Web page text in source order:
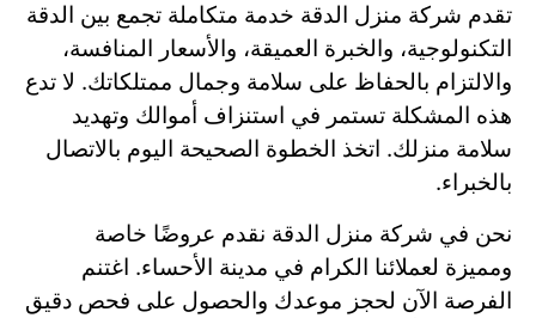
تقدم شركة منزل الدقة خدمة متكاملة تجمع بين الدقة
التكنولوجية، والخبرة العميقة، والأسعار المنافسة،
والالتزام بالحفاظ على سلامة وجمال ممتلكاتك. لا تدع
هذه المشكلة تستمر في استنزاف أموالك وتهديد
سلامة منزلك. اتخذ الخطوة الصحيحة اليوم بالاتصال
بالخبراء.
نحن في شركة منزل الدقة نقدم عروضًا خاصة
ومميزة لعملائنا الكرام في مدينة الأحساء. اغتنم
الفرصة الآن لحجز موعدك والحصول على فحص دقيق